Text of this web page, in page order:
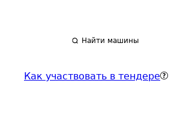
Найти машины
Как участвовать в тендере